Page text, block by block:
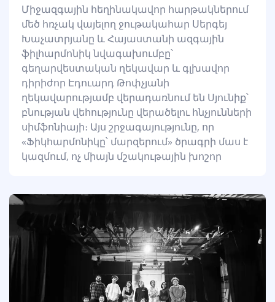
Միջազգային հեղինակավոր հարթակներում
մեծ հռչակ վայելող ջութակահար Սերգեյ
Խաչատրյանը և Հայաստանի ազգային
ֆիլհարմոնիկ նվագախումբը՝
գեղարվեստական ղեկավար և գլխավոր
դիրիժոր Էդուարդ Թոփչյանի
ղեկավարությամբ վերադառնում են Սյունիք՝
բնության վեհությունը վերածելու հնչյունների
սիմֆոնիայի։ Այս շրջագայությունը, որ
«Ֆիկհարմոնիկը՝ մարզերում» ծրագրի մաս է
կազմում, ոչ միայն մշակութային խոշոր